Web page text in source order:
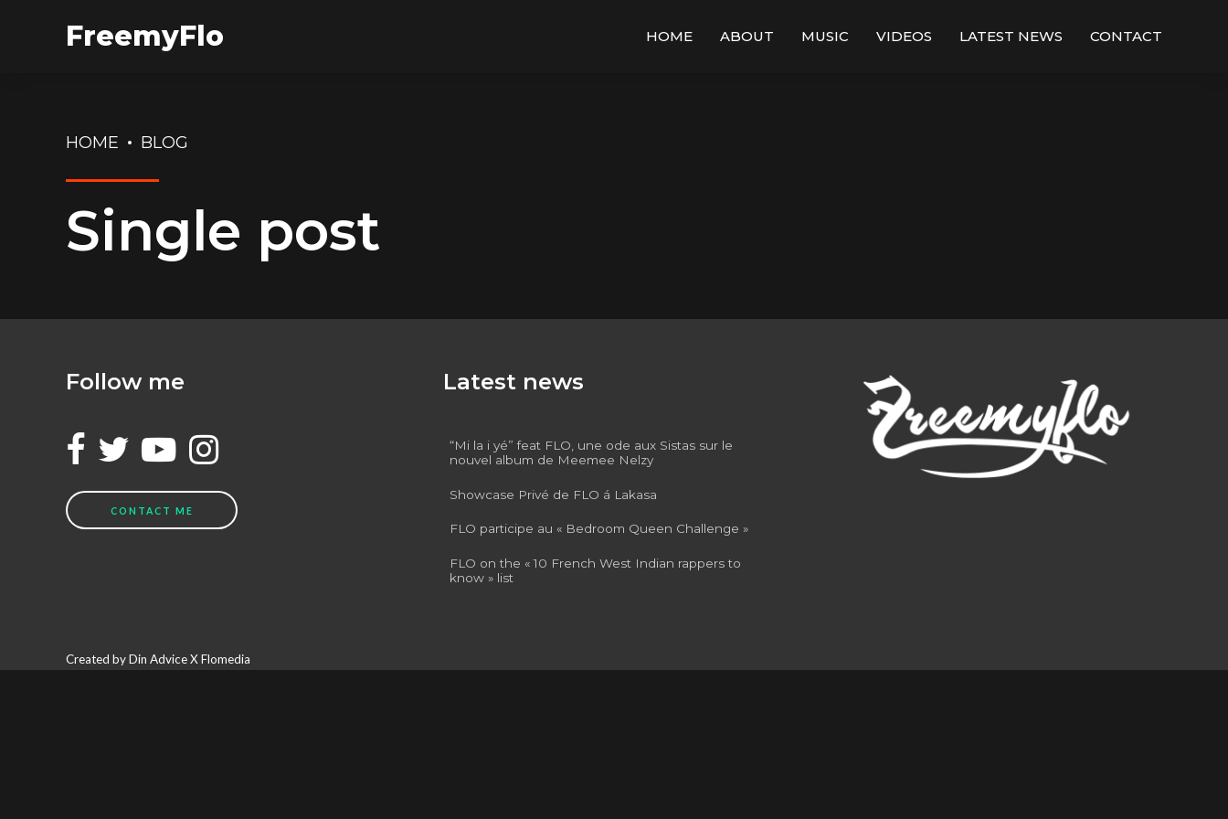
FreemyFlo HOME ABOUT MUSIC VIDEOS LATEST NEWS CONTACT
HOME BLOG
Single post
Follow me
CONTACT ME
Latest news
“Mi la i yé” feat FLO, une ode aux Sistas sur le
nouvel album de Meemee Nelzy
Showcase Privé de FLO á Lakasa
FLO participe au « Bedroom Queen Challenge »
FLO on the « 10 French West Indian rappers to
know » list
Created by Din Advice X Flomedia